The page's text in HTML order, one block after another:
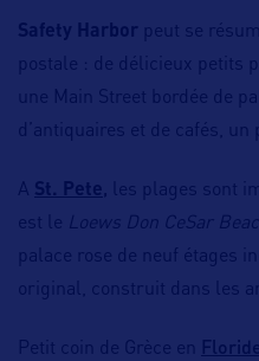
Safety Harbor peut se
postale : de délicieux petits
une Main Street bordée de
d’antiquaires et de cafés, un
A St. Pete, les plages sont
est le Loews Don CeSar
palace rose de neuf étages
original, construit dans les
Petit coin de Grèce en Floride